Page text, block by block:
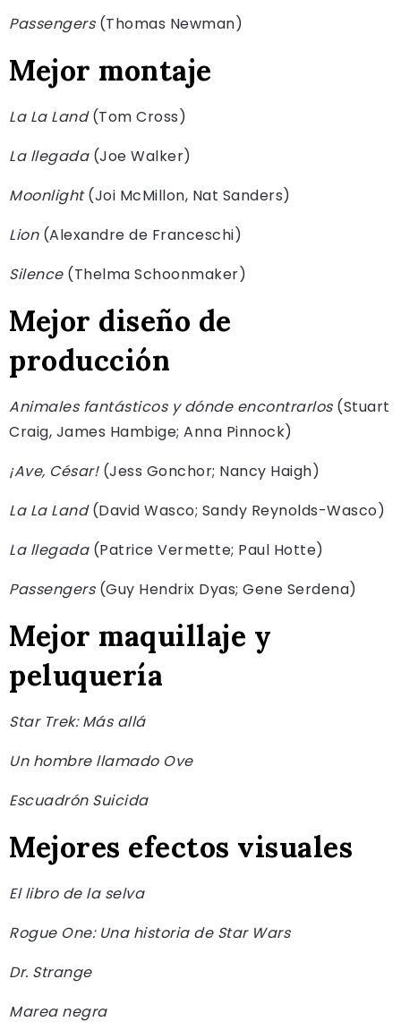
Passengers(Thomas Newman)
Mejor montaje
La La Land(Tom Cross)
La llegada(Joe Walker)
Moonlight(Joi McMillon, Nat Sanders)
Lion(Alexandre de Franceschi)
Silence(Thelma Schoonmaker)
Mejor diseño de
producción
Animales fantásticos y dónde encontrarlos(Stuart
Craig, James Hambige; Anna Pinnock)
¡Ave, César!(Jess Gonchor; Nancy Haigh)
La La Land(David Wasco; Sandy Reynolds-Wasco)
La llegada(Patrice Vermette; Paul Hotte)
Passengers(Guy Hendrix Dyas; Gene Serdena)
Mejor maquillaje y
peluquería
Star Trek: Más allá
Un hombre llamado Ove
Escuadrón Suicida
Mejores efectos visuales
El libro de la selva
Rogue One: Una historia de Star Wars
Dr. Strange
Marea negra